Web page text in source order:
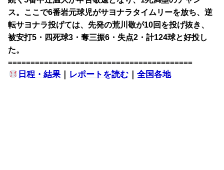
ス。ここで6番岩元球児がサヨナラタイムリーを放ち、逆
転サヨナラ投げては、先発の荒川敬が10回を投げ抜き、
被安打5・四死球3・奪三振6・失点2・計124球と好投し
た。
=========================================
日程・結果｜ レポートを読む ｜全国各地